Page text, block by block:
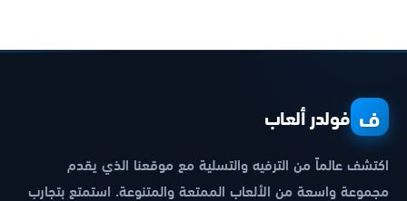
ف فولدر ألعاب
اكتشف عالماً من الترفيه والتسلية مع موقعنا الذي يقدم
مجموعة واسعة من الألعاب الممتعة والمتنوعة. استمتع بتجارب